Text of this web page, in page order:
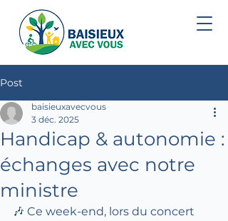
Post
Handicap & autonomie :
échanges avec notre
ministre
baisieuxavecvous
3 déc. 2025
🎶 Ce week-end, lors du concert